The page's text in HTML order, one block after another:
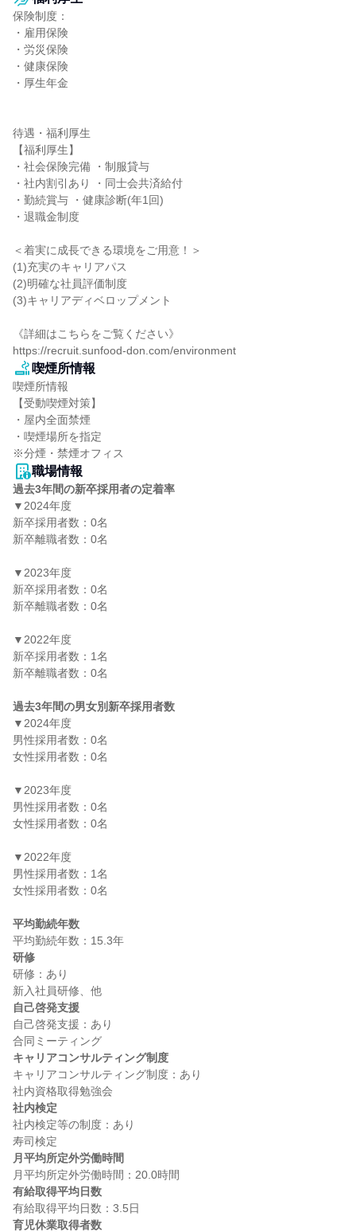
保険制度：
・雇用保険
・労災保険
・健康保険
・厚生年金
待遇・福利厚生
【福利厚生】
・社会保険完備 ・制服貸与
・社内割引あり ・同士会共済給付
・勤続賞与 ・健康診断(年1回)
・退職金制度
＜着実に成長できる環境をご用意！＞
(1)充実のキャリアパス
(2)明確な社員評価制度
(3)キャリアディベロップメント
《詳細はこちらをご覧ください》
https://recruit.sunfood-don.com/environment
喫煙所情報
喫煙所情報
【受動喫煙対策】
・屋内全面禁煙
・喫煙場所を指定
※分煙・禁煙オフィス
職場情報
過去3年間の新卒採用者の定着率
▼2024年度
新卒採用者数：0名
新卒離職者数：0名
▼2023年度
新卒採用者数：0名
新卒離職者数：0名
▼2022年度
新卒採用者数：1名
新卒離職者数：0名
過去3年間の男女別新卒採用者数
▼2024年度
男性採用者数：0名
女性採用者数：0名
▼2023年度
男性採用者数：0名
女性採用者数：0名
▼2022年度
男性採用者数：1名
女性採用者数：0名
平均勤続年数
研修
研修：あり
自己啓発支援
自己啓発支援：あり
キャリアコンサルティング制度
キャリアコンサルティング制度：あり
社内検定
社内検定等の制度：あり
月平均所定外労働時間
有給取得平均日数
育児休業取得者数